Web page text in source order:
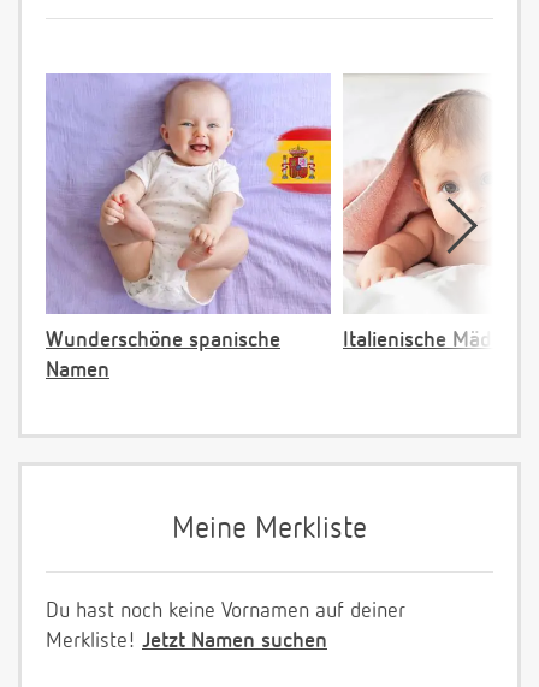
Wunderschöne spanische
Namen
Italienische
Meine Merkliste
Du hast noch keine Vornamen auf deiner
Merkliste! Jetzt Namen suchen